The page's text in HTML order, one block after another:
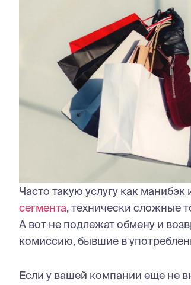
Часто такую услугу как
сегмента, технически сложные
А вот не подлежат обмену и
комиссию, бывшие в
Если у вашей компании еще не